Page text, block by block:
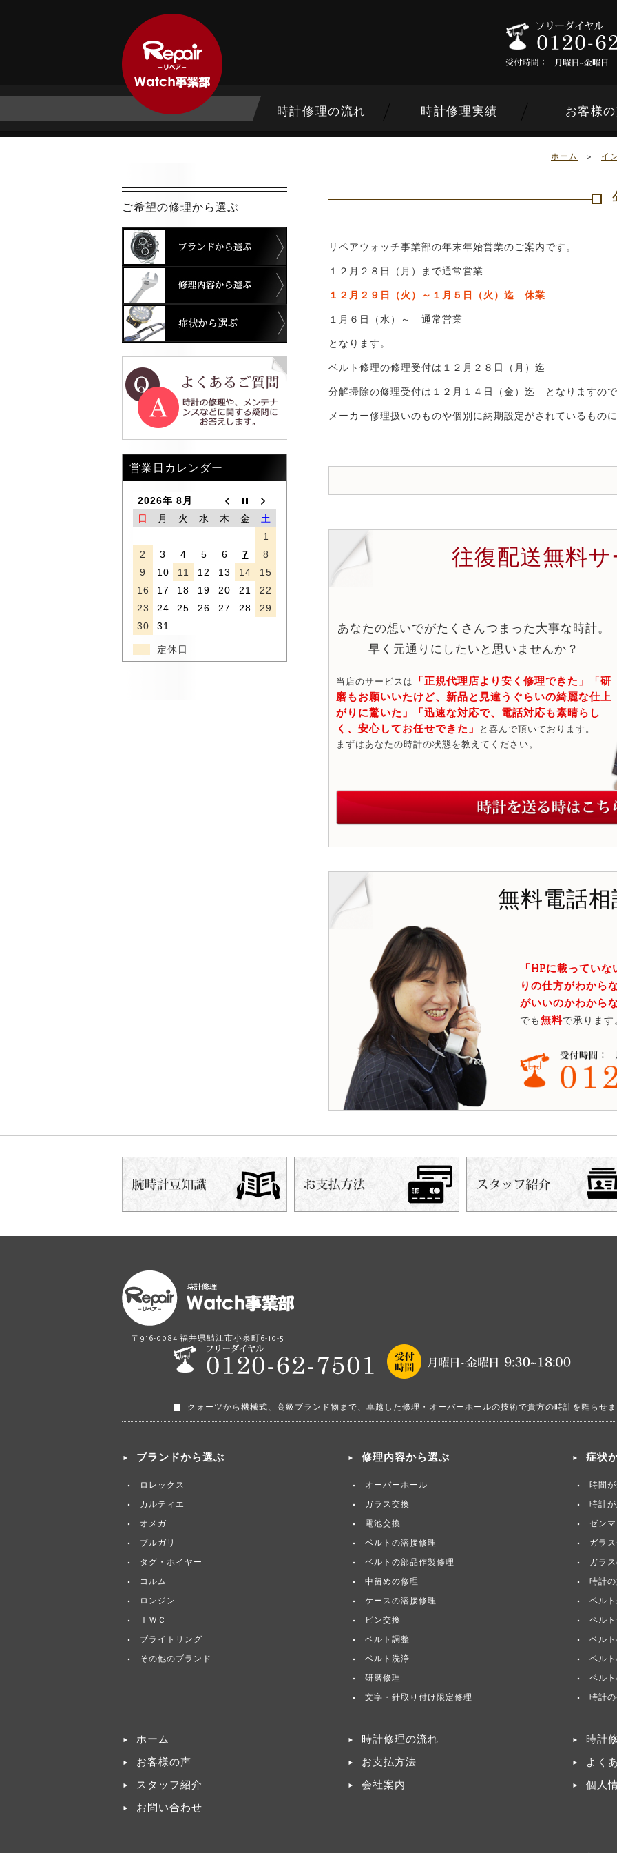
時計修理の流れ 時計修理実績 お客様
ホーム > イ
リペアウォッチ事業部の年末年始営業のご案内です。
１２月２８日（月）まで通常営業
１２月２９日（火）～１月５日（火）迄 休業
１月６日（水）～ 通常営業
となります。
ベルト修理の修理受付は１２月２８日（月）迄
分解掃除の修理受付は１２月１４日（金）迄 となりますの
メーカー修理扱いのものや個別に納期設定がされているもの
往復配送無料
あなたの想いでがたくさんつまった大事な時計。
早く元通りにしたいと思いませんか？
当店のサービスは
「正規代理店より安く修理できた」「研
磨もお願いいたけど、新品と見違うぐらいの綺麗な仕上
がりに驚いた」「迅速な対応で、電話対応も素晴らし
く、安心してお任せできた」
と喜んで頂いております。
まずはあなたの時計の状態を教えてください。
無料電話相
「HPに載ってい
りの仕方がわから
がいいのかわから
でも無料で承ります
ご希望の修理から選ぶ
修理内容から選ぶ
営業日カレンダー
2026年 8月
日
月 火 水 木 金
土
1
2
3 4 5 6 7
8
9
10 11 12 13 14
15
16
17 18 19 20 21
22
23
24 25 26 27 28
29
30
31
定休日
〒916-0084 福井県鯖江市小泉町6-10-5
クォーツから機械式、高級ブランド物まで、卓越した修理・オーバーホールの技術で貴方の時計を甦らせ
ブランドから選ぶ
ロレックス
カルティエ
オメガ
ブルガリ
タグ・ホイヤー
コルム
ロンジン
ＩＷＣ
ブライトリング
その他のブランド
修理内容から選ぶ
オーバーホール
ガラス交換
電池交換
ベルトの溶接修理
ベルトの部品作製修理
中留めの修理
ケースの溶接修理
ピン交換
ベルト調整
ベルト洗浄
研磨修理
文字・針取り付け限定修理
症状
時間
時計
ゼン
ガラ
ガラ
時計
ベル
ベル
ベル
ベル
ベル
時計
ホーム 時計修理の流れ
時計
お客様の声
お支払方法
よく
スタッフ紹介
会社案内
個人
お問い合わせ